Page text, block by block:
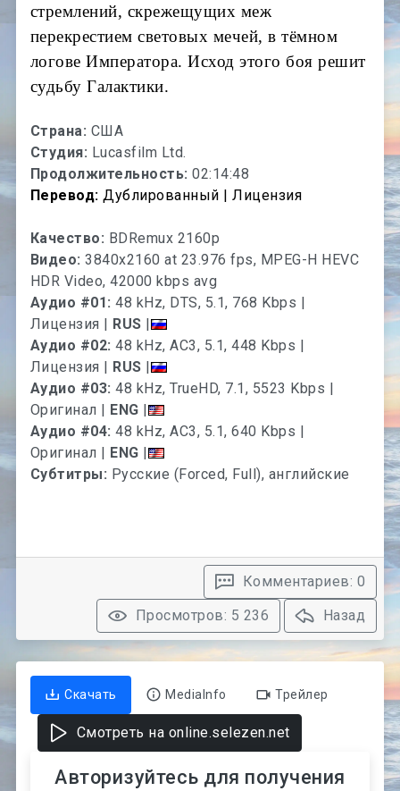
стремлений, скрежещущих меж
перекрестием световых мечей, в тёмном
логове Императора. Исход этого боя решит
судьбу Галактики.
Страна: США
Студия: Lucasfilm Ltd.
Продолжительность:02:14:48
Перевод: Дублированный | Лицензия
Качество: BDRemux 2160p
Видео:3840x2160 at 23.976 fps, MPEG-H HEVC
HDR Video, 42000 kbps avg
Аудио #01:48 kHz, DTS, 5.1, 768 Kbps |
Лицензия | RUS |
Аудио #02:48 kHz, AC3, 5.1, 448 Kbps |
Лицензия | RUS |
Аудио #03:48 kHz, TrueHD, 7.1, 5523 Kbps |
Оригинал | ENG |
Аудио #04:48 kHz, AC3, 5.1, 640 Kbps |
Оригинал | ENG |
Субтитры: Русские (Forced, Full), английские
Комментариев: 0
Просмотров: 5 236
Назад
Скачать MediaInfo Трейлер
Смотреть на online.selezen.net
Авторизуйтесь для получения